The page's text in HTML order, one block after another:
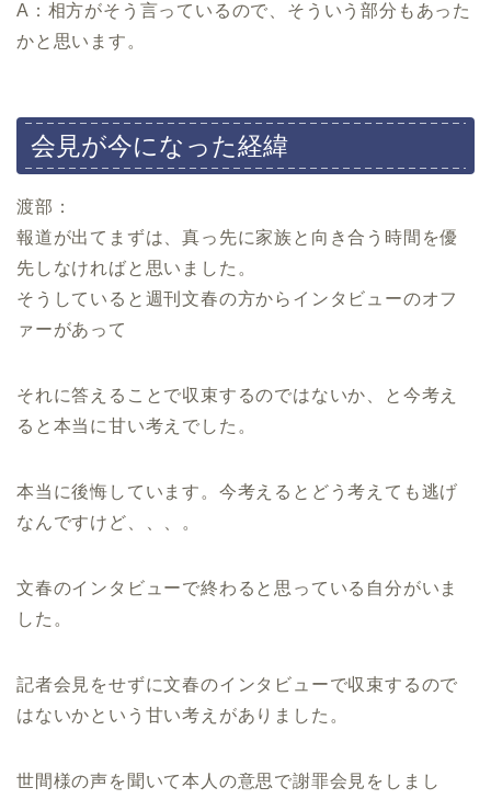
A：相方がそう言っているので、そういう部分もあった
かと思います。
会見が今になった経緯
渡部：
報道が出てまずは、真っ先に家族と向き合う時間を優
先しなければと思いました。
そうしていると週刊文春の方からインタビューのオフ
ァーがあって
それに答えることで収束するのではないか、と今考え
ると本当に甘い考えでした。
本当に後悔しています。今考えるとどう考えても逃げ
なんですけど、、、。
文春のインタビューで終わると思っている自分がいま
した。
記者会見をせずに文春のインタビューで収束するので
はないかという甘い考えがありました。
世間様の声を聞いて本人の意思で謝罪会見をしまし